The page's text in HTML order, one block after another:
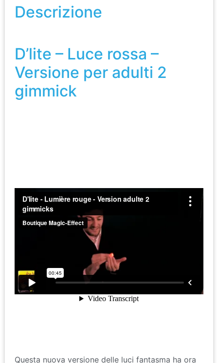
Descrizione
D’lite – Luce rossa –
Versione per adulti 2
gimmick
Questa nuova versione delle luci fantasma ha ora